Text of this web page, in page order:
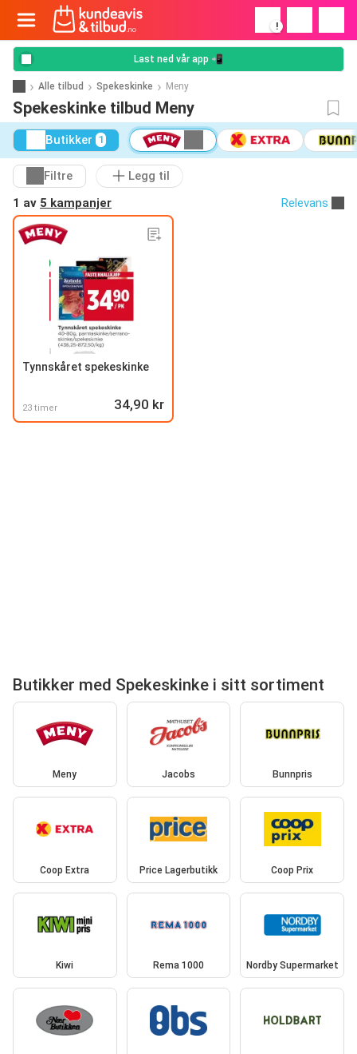
!
Last ned vår app 📲
Alle tilbud Spekeskinke Meny
Spekeskinke tilbud Meny
Butikker 1
Filtre
Legg til
1 av 5 kampanjer Relevans
Tynnskåret spekeskinke
23 timer 34,90 kr
Butikker med Spekeskinke i sitt sortiment
Meny Jacobs Bunnpris
Coop Extra Price Lagerbutikk Coop Prix
Kiwi Rema 1000 Nordby Supermarket